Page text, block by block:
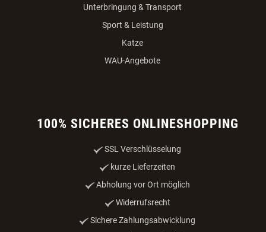
Unterbringung & Transport
Sport & Leistung
Katze
WAU-Angebote
100% SICHERES ONLINESHOPPING
SSL Verschlüsselung
kurze Lieferzeiten
Abholung vor Ort möglich
Widerrufsrecht
Sichere Zahlungsabwicklung